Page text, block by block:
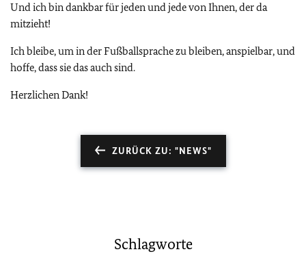
Und ich bin dankbar für jeden und jede von Ihnen, der da
mitzieht!
Ich bleibe, um in der Fußballsprache zu bleiben, anspielbar, und
hoffe, dass sie das auch sind.
Herzlichen Dank!
ZURÜCK ZU: "NEWS"
Schlagworte